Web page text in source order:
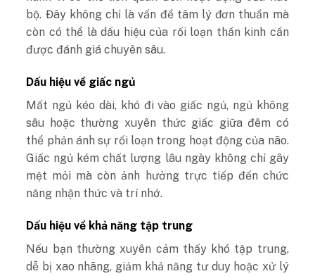
bộ. Đây không chỉ là vấn đề tâm lý đơn thuần mà
còn có thể là dấu hiệu của rối loạn thần kinh cần
được đánh giá chuyên sâu.
Dấu hiệu về giấc ngủ
Mất ngủ kéo dài, khó đi vào giấc ngủ, ngủ không
sâu hoặc thường xuyên thức giấc giữa đêm có
thể phản ánh sự rối loạn trong hoạt động của não.
Giấc ngủ kém chất lượng lâu ngày không chỉ gây
mệt mỏi mà còn ảnh hưởng trực tiếp đến chức
năng nhận thức và trí nhớ.
Dấu hiệu về khả năng tập trung
Nếu bạn thường xuyên cảm thấy khó tập trung,
dễ bị xao nhãng, giảm khả năng tư duy hoặc xử lý